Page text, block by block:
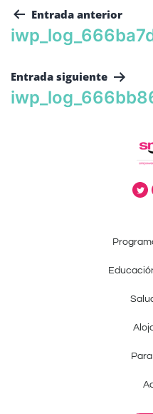
Entrada anterior
Entrada siguiente